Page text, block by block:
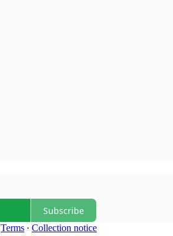
Subscribe
Terms ∙ Collection notice